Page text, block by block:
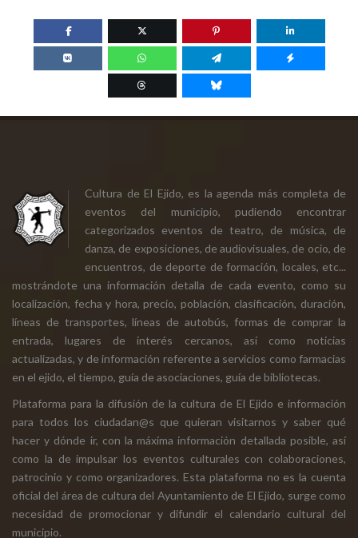
Cultura de El Ejido, es la agenda más completa de
eventos del municipio, pudiendo encontrar
categorizados eventos de teatro, de música, de
danza, de exposiciones, de audiovisuales, de ocio, de
encuentros, de deporte de formación, locales, etc...
mostrándote una información detalla de cada evento, como su
localización, fecha y hora, precio, población, clasificación, duración,
líneas de transportes, líneas de autobús, formas de comprar la
entrada, lugares de interés cercanos, así como noticias
actualizadas, y de información referente a servicios como farmacias
en el ejido, el tiempo, guía de asociaciones, guía de bibliotecas.
Plataforma para la difusión de la cultura de El Ejido e información
para todos los ciudadan@s que quieran visitarnos y saber qué
hacer y dónde ir, con la máxima información detallada posible, así
como la de impulsar los eventos culturales con colaboraciones,
patrocinio y como organizadores. Esta plataforma no es la cuenta
oficial del área de cultura del Ayuntamiento de El Ejido, surge como
necesidad de promocionar y difundir el calendario cultural del
municipio.